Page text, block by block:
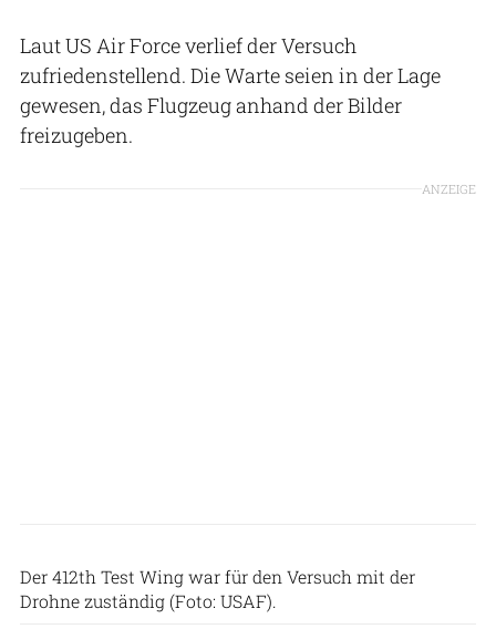
Laut US Air Force verlief der Versuch
zufriedenstellend. Die Warte seien in der Lage
gewesen, das Flugzeug anhand der Bilder
freizugeben.
ANZEIGE
Der 412th Test Wing war für den Versuch mit der
Drohne zuständig (Foto: USAF).